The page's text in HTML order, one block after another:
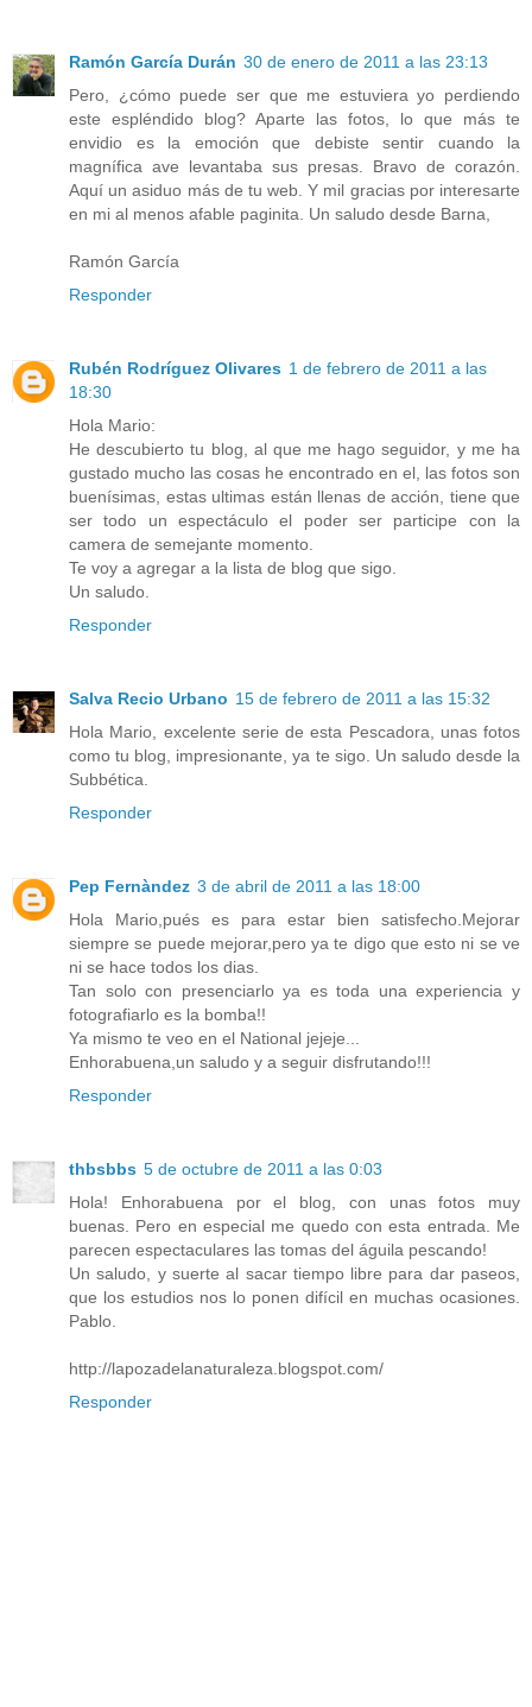
Ramón García Durán 30 de enero de 2011 a las 23:13
Pero, ¿cómo puede ser que me estuviera yo perdiendo
este espléndido blog? Aparte las fotos, lo que más te
envidio es la emoción que debiste sentir cuando la
magnífica ave levantaba sus presas. Bravo de corazón.
Aquí un asiduo más de tu web. Y mil gracias por interesarte
en mi al menos afable paginita. Un saludo desde Barna,
Ramón García
Responder
Rubén Rodríguez Olivares 1 de febrero de 2011 a las
18:30
Hola Mario:
He descubierto tu blog, al que me hago seguidor, y me ha
gustado mucho las cosas he encontrado en el, las fotos son
buenísimas, estas ultimas están llenas de acción, tiene que
ser todo un espectáculo el poder ser participe con la
camera de semejante momento.
Te voy a agregar a la lista de blog que sigo.
Un saludo.
Responder
Salva Recio Urbano 15 de febrero de 2011 a las 15:32
Hola Mario, excelente serie de esta Pescadora, unas fotos
como tu blog, impresionante, ya te sigo. Un saludo desde la
Subbética.
Responder
Pep Fernàndez 3 de abril de 2011 a las 18:00
Hola Mario,pués es para estar bien satisfecho.Mejorar
siempre se puede mejorar,pero ya te digo que esto ni se ve
ni se hace todos los dias.
Tan solo con presenciarlo ya es toda una experiencia y
fotografiarlo es la bomba!!
Ya mismo te veo en el National jejeje...
Enhorabuena,un saludo y a seguir disfrutando!!!
Responder
thbsbbs 5 de octubre de 2011 a las 0:03
Hola! Enhorabuena por el blog, con unas fotos muy
buenas. Pero en especial me quedo con esta entrada. Me
parecen espectaculares las tomas del águila pescando!
Un saludo, y suerte al sacar tiempo libre para dar paseos,
que los estudios nos lo ponen difícil en muchas ocasiones.
Pablo.
http://lapozadelanaturaleza.blogspot.com/
Responder